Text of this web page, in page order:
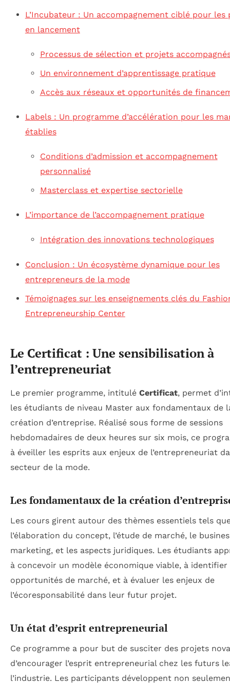
L’Incubateur : Un accompagnement ciblé pour les
en lancement
Processus de sélection et projets
Un environnement d’apprentissage pratique
Accès aux réseaux et opportunités de
Labels : Un programme d’accélération pour les
établies
Conditions d’admission et accompagnement
personnalisé
Masterclass et expertise sectorielle
L’importance de l’accompagnement pratique
Intégration des innovations technologiques
Conclusion : Un écosystème dynamique pour les
entrepreneurs de la mode
Témoignages sur les enseignements clés du
Entrepreneurship Center
Le Certificat : Une sensibilisation à
l’entrepreneuriat
Le premier programme, intitulé Certificat, permet
les étudiants de niveau Master aux fondamentaux de
création d’entreprise. Réalisé sous forme de sessions
hebdomadaires de deux heures sur six mois, ce
à éveiller les esprits aux enjeux de l’entrepreneuriat
secteur de la mode.
Les fondamentaux de la création
Les cours girent autour des thèmes essentiels tels
l’élaboration du concept, l’étude de marché, le
marketing, et les aspects juridiques. Les étudiants
à concevoir un modèle économique viable, à identifier
opportunités de marché, et à évaluer les enjeux de
l’écoresponsabilité dans leur futur projet.
Un état d’esprit entrepreneurial
Ce programme a pour but de susciter des projets
d’encourager l’esprit entrepreneurial chez les futurs
l’industrie. Les participants développent non